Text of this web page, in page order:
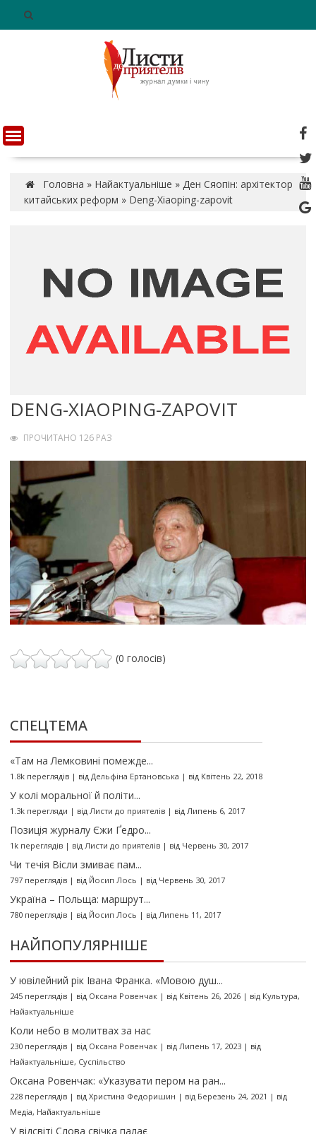
n
t
Головна » Найактуальніше » Ден Сяопін: архітектор
китайських реформ » Deng-Xiaoping-zapovit
DENG-XIAOPING-ZAPOVIT
ПРОЧИТАНО 126 РАЗ
(0 голосів)
СПЕЦТЕМА
«Там на Лемковині помежде...
1.8k переглядів| від Дельфіна Ертановська | від Квітень 22, 2018
У колі моральної й політи...
1.3k перегляди | від Листи до приятелів| від Липень 6, 2017
Позиція журналу Єжи Ґедро...
1k переглядів| від Листи до приятелів| від Червень 30, 2017
Чи течія Вісли змиває пам...
797 переглядів| від Йосип Лось | від Червень 30, 2017
Україна – Польща: маршрут...
780 переглядів| від Йосип Лось | від Липень 11, 2017
НАЙПОПУЛЯРНІШЕ
У ювілейний рік Івана Франка. «Мовою душ...
245 переглядів| від Оксана Ровенчак| від Квітень 26, 2026| від Культура,
Найактуальніше
Коли небо в молитвах за нас
230 переглядів| від Оксана Ровенчак| від Липень 17, 2023| від
Найактуальніше, Суспільство
Оксана Ровенчак: «Указувати пером на ран...
228 переглядів| від Христина Федоришин | від Березень 24, 2021 | від
Медіа, Найактуальніше
У відсвіті Слова свічка палає